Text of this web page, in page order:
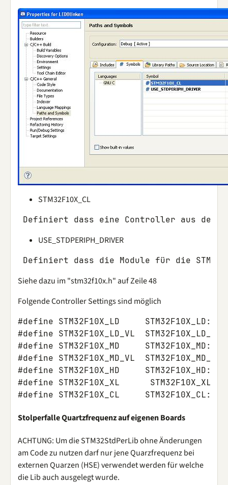
STM32F10X_CL
USE_STDPERIPH_DRIVER
Siehe dazu im "stm32f10x.h" auf Zeile 48
Folgende Controller Settings sind möglich
#define STM32F10X_LD     STM32F10X_LD:
#define STM32F10X_LD_VL
#define STM32F10X_MD     STM32F10X_MD:
#define STM32F10X_MD_VL
#define STM32F10X_HD     STM32F10X_HD:
#define STM32F10X_XL      STM32F10X_XL:
#define STM32F10X_CL
Stolperfalle Quartzfrequenz auf eigenen Boards
ACHTUNG: Um die STM32StdPerLib ohne Änderungen
am Code zu nutzen darf nur jene Quarzfrequenz bei
externen Quarzen (HSE) verwendet werden für welche
die Lib auch ausgelegt wurde.